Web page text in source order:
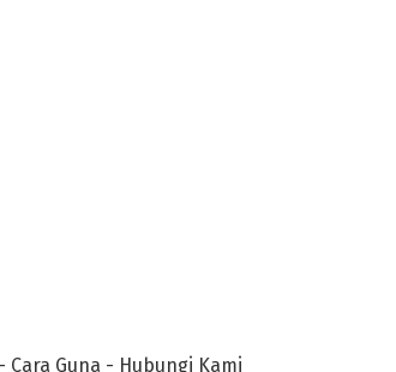
- Cara Guna - Hubungi Kami